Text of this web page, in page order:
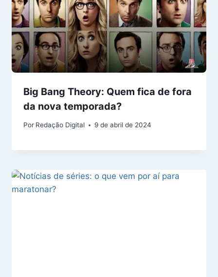
Big Bang Theory: Quem fica de fora
da nova temporada?
Por Redação Digital 9 de abril de 2024